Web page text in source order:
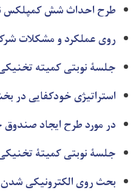
طرح احداث شش کمپلکس
روی عملکرد و مشکلات
جلسۀ نوبتی کمیته
استراتیژی خودکفایی در
در مورد طرح ایجاد
جلسۀ نوبتی کمیتۀ
بحث روی الکترونیکی